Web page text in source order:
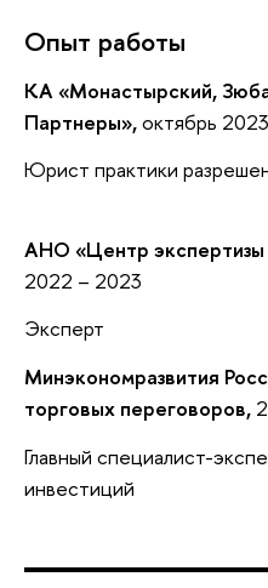
Опыт работы
КА «Монастырский,
Партнеры»,октябрь
Юрист практики
АНО «Центр
2022 – 2023
Эксперт
Минэкономразвития
торговых переговоров,
Главный специалист-
инвестиций